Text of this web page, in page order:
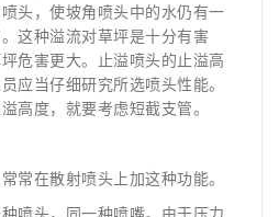
头，使坡角喷头中的水仍有一
这种溢流对草坪是十分有害
危害更大。止溢喷头的止溢高
应当仔细研究所选喷头性能。
高度，就要考虑短截支管。
常在散射喷头上加这种功能。